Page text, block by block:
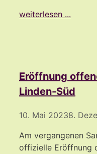
weiterlesen ...
Eröffnung
Linden-Süd
10. Mai 20238.
Am vergangenen
offizielle Eröffnung